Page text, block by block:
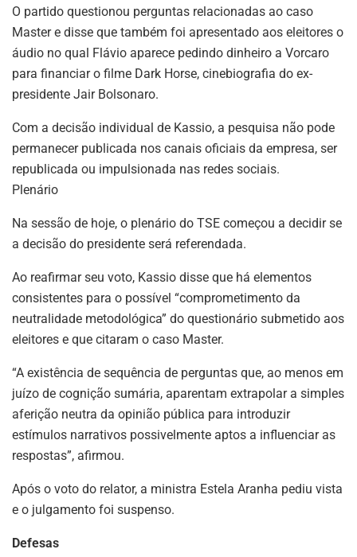
O partido questionou perguntas relacionadas ao caso
Master e disse que também foi apresentado aos eleitores o
áudio no qual Flávio aparece pedindo dinheiro a Vorcaro
para financiar o filme Dark Horse, cinebiografia do ex-
presidente Jair Bolsonaro.
Com a decisão individual de Kassio, a pesquisa não pode
permanecer publicada nos canais oficiais da empresa, ser
republicada ou impulsionada nas redes sociais.
Plenário
Na sessão de hoje, o plenário do TSE começou a decidir se
a decisão do presidente será referendada.
Ao reafirmar seu voto, Kassio disse que há elementos
consistentes para o possível “comprometimento da
neutralidade metodológica” do questionário submetido aos
eleitores e que citaram o caso Master.
“A existência de sequência de perguntas que, ao menos em
juízo de cognição sumária, aparentam extrapolar a simples
aferição neutra da opinião pública para introduzir
estímulos narrativos possivelmente aptos a influenciar as
respostas”, afirmou.
Após o voto do relator, a ministra Estela Aranha pediu vista
e o julgamento foi suspenso.
Defesas